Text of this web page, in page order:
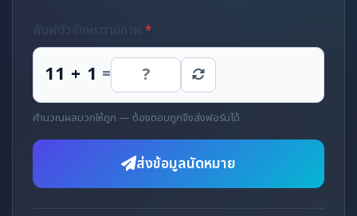
*
11 + 1 =
คำนวณผลบวกให้ถูก — ต้องตอบถูกจึงส่งฟอร์มได้
ส่งข้อมูลนัดหมาย